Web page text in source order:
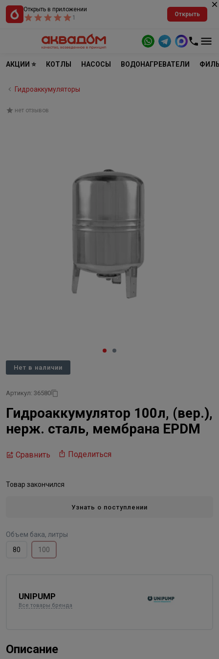
Открыть в приложении
1
Открыть
АКЦИИ ⭐ КОТЛЫ НАСОСЫ ВОДОНАГРЕВАТЕЛИ
Гидроаккумуляторы
нет отзывов
Нет в наличии
Артикул: 36580
Гидроаккумулятор 100л, (вер.),
нерж. сталь, мембрана EPDM
Сравнить Поделиться
Товар закончился
Узнать о поступлении
Объем бака, литры
80
100
UNIPUMP
Все товары бренда
Описание